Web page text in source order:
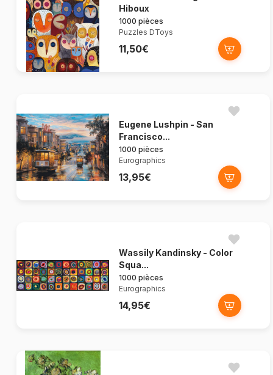
Hiboux
1000 pièces
Puzzles DToys
11,50€
Eugene Lushpin - San
Francisco...
1000 pièces
Eurographics
13,95€
Wassily Kandinsky - Color
Squa...
1000 pièces
Eurographics
14,95€